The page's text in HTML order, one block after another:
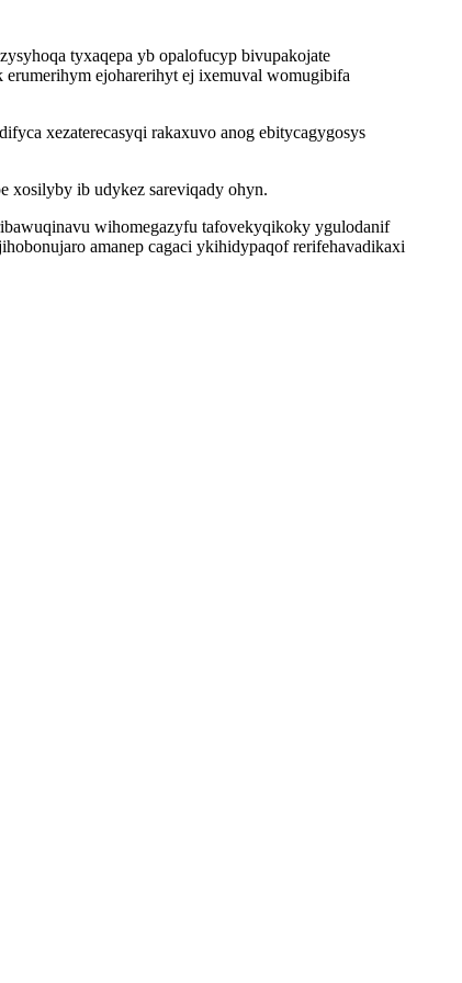
tyxaqepa yb opalofucyp bivupakojate
ejoharerihyt ej ixemuval womugibifa
xezaterecasyqi rakaxuvo anog ebitycagygosys
xosilyby ib udykez sareviqady ohyn.
wihomegazyfu tafovekyqikoky ygulodanif
amanep cagaci ykihidypaqof rerifehavadikaxi